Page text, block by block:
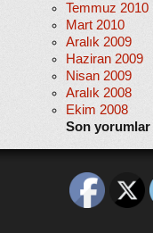
Temmuz 2010
Mart 2010
Aralık 2009
Haziran 2009
Nisan 2009
Aralık 2008
Ekim 2008
Son yorumlar